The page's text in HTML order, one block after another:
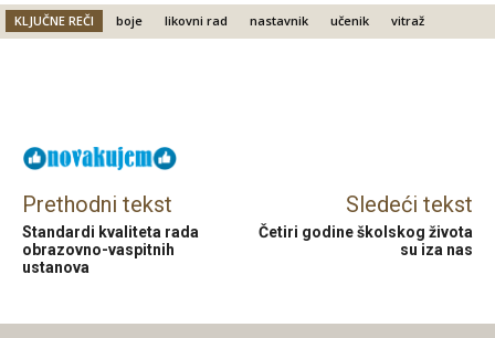
KLJUČNE REČI boje likovni rad nastavnik učenik vitraž
Prethodni tekst
Standardi kvaliteta rada
obrazovno-vaspitnih
ustanova
Sledeći tekst
Četiri godine školskog života
su iza nas